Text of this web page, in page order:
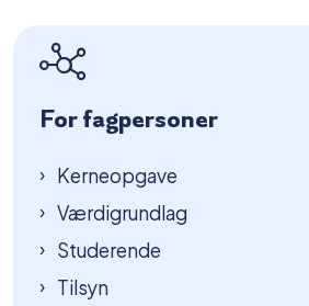
For fagpersoner
Kerneopgave
Værdigrundlag
Studerende
Tilsyn